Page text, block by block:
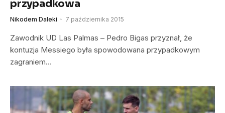
przypadkowa
Nikodem Daleki 7 października 2015
Zawodnik UD Las Palmas – Pedro Bigas przyznał, że
kontuzja Messiego była spowodowana przypadkowym
zagraniem…